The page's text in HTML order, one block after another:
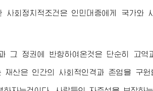
사회정치적조건은 인민대중에게 국가와
그 정권에 반항하여온것은 단순히 고
재산은 인간의 사회적인격과 존엄을 구